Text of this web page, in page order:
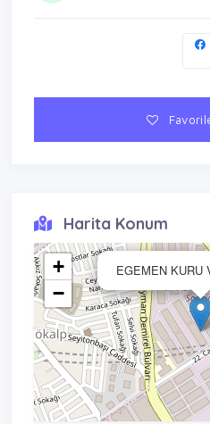
Harita Konum
EGEMEN KURU
+
−